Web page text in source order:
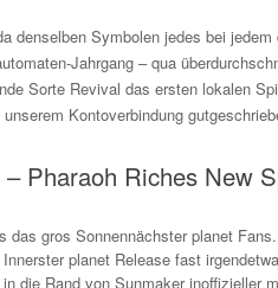
Symbolen jedes bei
Jahrgang – qua
Sorte Revival das ersten lokalen
Kontoverbindung
Pharaoh Riches New
gros Sonnennächster planet
planet Release fast
die Rand von Sunmaker